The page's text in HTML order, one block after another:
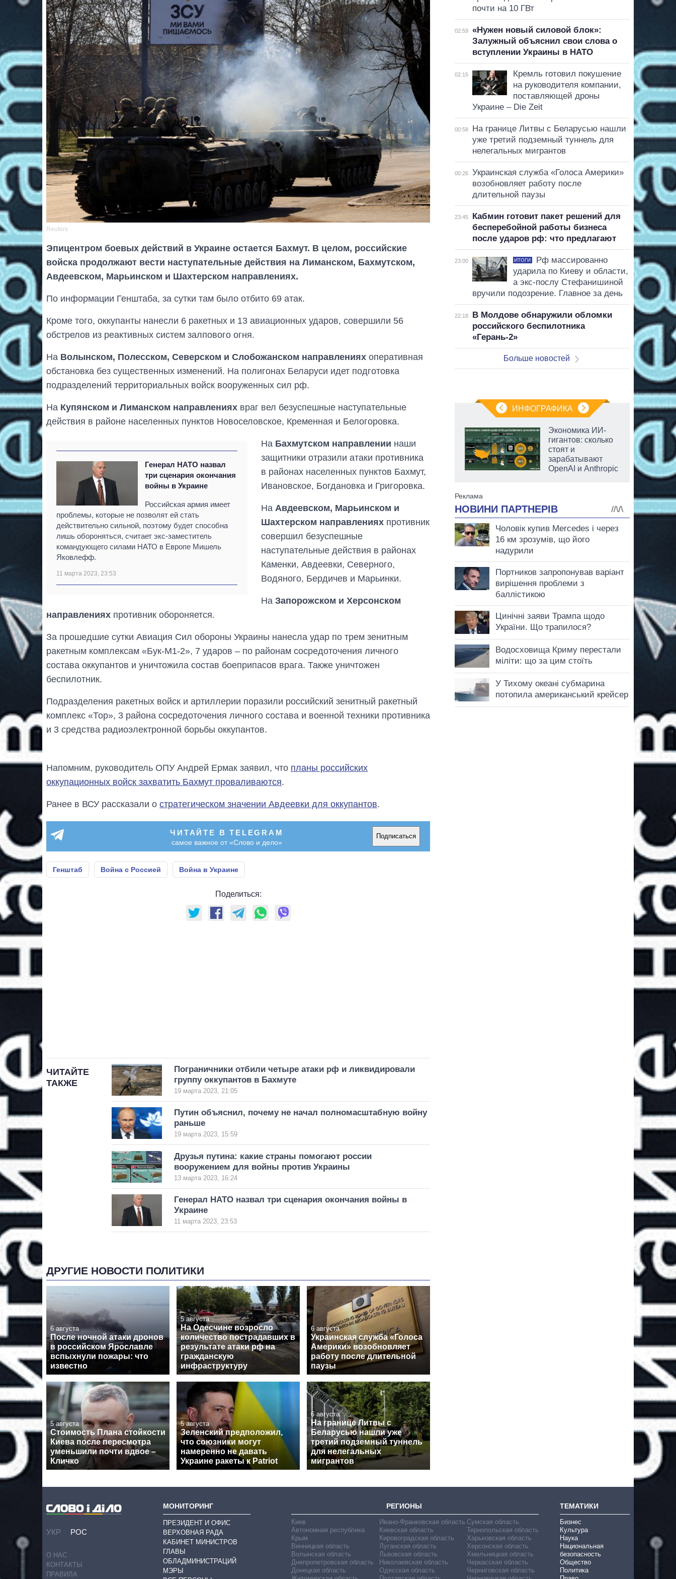
Reuters
Эпицентром боевых действий в Украине остается Бахмут. В целом, российские
войска продолжают вести наступательные действия на Лиманском, Бахмутском,
Авдеевском, Марьинском и Шахтерском направлениях.
По информации Генштаба, за сутки там было отбито 69 атак.
Кроме того, оккупанты нанесли 6 ракетных и 13 авиационных ударов, совершили 56
обстрелов из реактивных систем залпового огня.
На Волынском, Полесском, Северском и Слобожанском направлениях оперативная
обстановка без существенных изменений. На полигонах Беларуси идет подготовка
подразделений территориальных войск вооруженных сил рф.
На Купянском и Лиманском направлениях враг вел безуспешные наступательные
действия в районе населенных пунктов Новоселовское, Кременная и Белогоровка.
Генерал НАТО назвал
три сценария окончания
войны в Украине
Российская армия имеет
проблемы, которые не позволят ей стать
действительно сильной, поэтому будет способна
лишь обороняться, считает экс-заместитель
командующего силами НАТО в Европе Мишель
Яковлефф.
11 марта 2023, 23:53
На Бахмутском направлении наши
защитники отразили атаки противника
в районах населенных пунктов Бахмут,
Ивановское, Богдановка и Григоровка.
На Авдеевском, Марьинском и
Шахтерском направлениях противник
совершил безуспешные
наступательные действия в районах
Каменки, Авдеевки, Северного,
Водяного, Бердичев и Марьинки.
НаЗапорожском и Херсонском
направлениях противник обороняется.
За прошедшие сутки Авиация Сил обороны Украины нанесла удар по трем зенитным
ракетным комплексам «Бук-М1-2», 7 ударов – по районам сосредоточения личного
состава оккупантов и уничтожила состав боеприпасов врага. Также уничтожен
беспилотник.
Подразделения ракетных войск и артиллерии поразили российский зенитный ракетный
комплекс «Тор», 3 района сосредоточения личного состава и военной техники противника
и 3 средства радиоэлектронной борьбы оккупантов.
Напомним, руководитель ОПУ Андрей Ермак заявил, что планы российских
оккупационных войск захватить Бахмут проваливаются.
Ранее в ВСУ рассказали о стратегическом значении Авдеевки для оккупантов.
ЧИТАЙТЕ В TELEGRAM
самое важное от «Слово и дело»
Подписаться
Генштаб Война с Россией Война в Украине
Поделиться:
ЧИТАЙТЕ
ТАКЖЕ
Пограничники отбили четыре атаки рф и ликвидировали
группу оккупантов в Бахмуте
19 марта 2023, 21:05
Путин объяснил, почему не начал полномасштабную войну
раньше
19 марта 2023, 15:59
Друзья путина: какие страны помогают россии
вооружением для войны против Украины
13 марта 2023, 16:24
Генерал НАТО назвал три сценария окончания войны в
Украине
11 марта 2023, 23:53
ДРУГИЕ НОВОСТИ ПОЛИТИКИ
6 августа
После ночной атаки дронов
в российском Ярославле
вспыхнули пожары: что
известно
5 августа
На Одесчине возросло
количество пострадавших в
результате атаки рф на
гражданскую
инфраструктуру
6 августа
Украинская служба «Голоса
Америки» возобновляет
работу после длительной
паузы
5 августа
Стоимость Плана стойкости
Киева после пересмотра
уменьшили почти вдвое –
Кличко
5 августа
Зеленский предположил,
что союзники могут
намеренно не давать
Украине ракеты к Patriot
6 августа
На границе Литвы с
Беларусью нашли уже
третий подземный туннель
для нелегальных
мигрантов
почти на 10 ГВт
02:59
«Нужен новый силовой блок»:
Залужный объяснил свои слова о
вступлении Украины в НАТО
02:15
Кремль готовил покушение
на руководителя компании,
поставляющей дроны
Украине – Die Zeit
00:58
На границе Литвы с Беларусью нашли
уже третий подземный туннель для
нелегальных мигрантов
00:26
Украинская служба «Голоса Америки»
возобновляет работу после
длительной паузы
23:45
Кабмин готовит пакет решений для
бесперебойной работы бизнеса
после ударов рф: что предлагают
23:00 ИТОГИ
Рф массированно
ударила по Киеву и области,
а экс-послу Стефанишиной
вручили подозрение. Главное за день
22:18
В Молдове обнаружили обломки
российского беспилотника
«Герань-2»
Больше новостей
ИНФОГРАФИКА
сколько ракет,
самолетов и
танков продала
Украина за годы
независимости
Экономика ИИ-
гигантов: сколько
стоят и
зарабатывают
OpenAI и Anthropic
УКР РОС
О НАС
КОНТАКТЫ
ПРАВИЛА
МОНИТОРИНГ
ПРЕЗИДЕНТ И ОФИС
ВЕРХОВНАЯ РАДА
КАБИНЕТ МИНИСТРОВ
ГЛАВЫ
ОБЛАДМИНИСТРАЦИЙ
МЭРЫ
РЕГИОНЫ
Киев
Автономная республика
Крым
Винницкая область
Волынская область
Днепропетровская область
Донецкая область
Ивано-Франковская область
Киевская область
Кировоградская область
Луганская область
Львовская область
Николаевская область
Одесская область
Сумская область
Тернопольская область
Харьковская область
Херсонская область
Хмельницкая область
Черкасская область
Черниговская область
ТЕМАТИКИ
Бизнес
Культура
Наука
Национальная
безопасность
Общество
Политика